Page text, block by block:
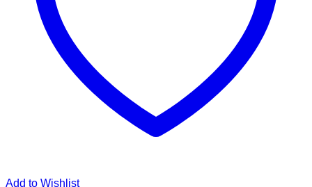
Add to Wishlist